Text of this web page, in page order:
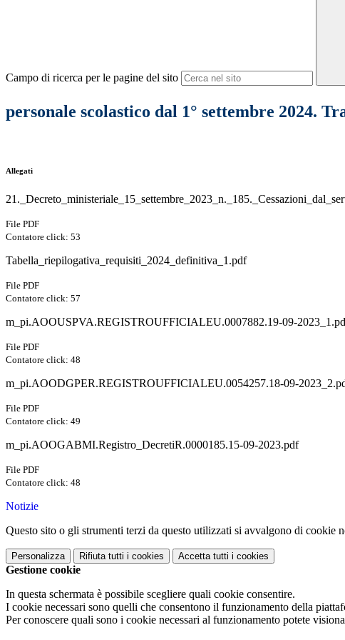
Campo di ricerca per le pagine del sito
personale scolastico dal 1° settembre 2024.
Allegati
File PDF
Contatore click: 53
Tabella_riepilogativa_requisiti_2024_definitiva_1.pdf
File PDF
Contatore click: 57
m_pi.AOOUSPVA.REGISTROUFFICIALEU.0007882.19-09-
File PDF
Contatore click: 48
m_pi.AOODGPER.REGISTROUFFICIALEU.0054257.18-09-
File PDF
Contatore click: 49
m_pi.AOOGABMI.Registro_DecretiR.0000185.15-09-2023.pdf
File PDF
Contatore click: 48
Notizie
Questo sito o gli strumenti terzi da questo utilizzati si avvalgono di cookie
Personalizza Rifiuta tutti i cookies Accetta tutti i cookies
Gestione cookie
In questa schermata è possibile scegliere quali cookie consentire.
I cookie necessari sono quelli che consentono il funzionamento della
Per conoscere quali sono i cookie necessari al funzionamento potete